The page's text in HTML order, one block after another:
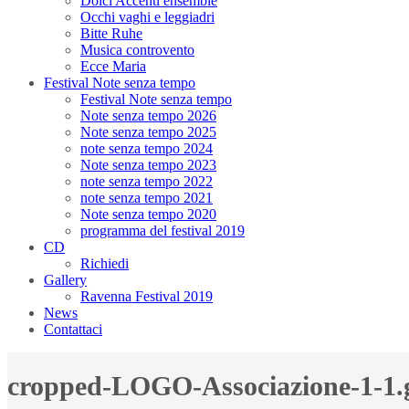
Occhi vaghi e leggiadri
Bitte Ruhe
Musica controvento
Ecce Maria
Festival Note senza tempo
Festival Note senza tempo
Note senza tempo 2026
Note senza tempo 2025
note senza tempo 2024
Note senza tempo 2023
note senza tempo 2022
note senza tempo 2021
Note senza tempo 2020
programma del festival 2019
CD
Richiedi
Gallery
Ravenna Festival 2019
News
Contattaci
cropped-LOGO-Associazione-1-